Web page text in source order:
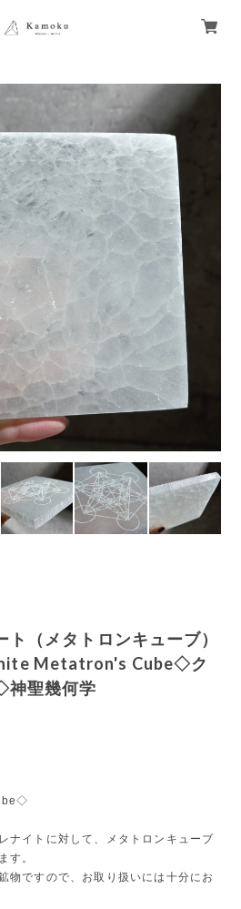
（メタトロンキューブ）
Metatron's Cube◇ク
神聖幾何学
ナイトに対して、メタトロンキューブ
す。
物ですので、お取り扱いには十分にお